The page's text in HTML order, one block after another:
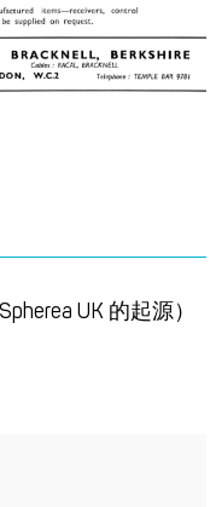
UK 的起源）